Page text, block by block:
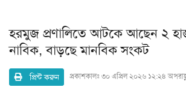
হরমুজ প্রণালিতে আটকে আছেন ২
নাবিক, বাড়ছে মানবিক সংকট
প্রিন্ট করুন প্রকাশকালঃ ৩০ এপ্রিল ২০২৬ ১২:২৪